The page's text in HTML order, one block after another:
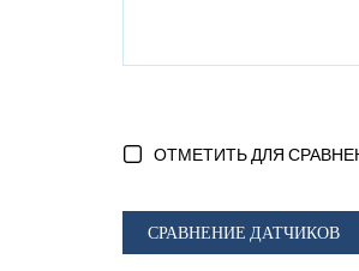
ОТМЕТИТЬ ДЛЯ
СРАВНЕНИЕ ДАТЧИКОВ